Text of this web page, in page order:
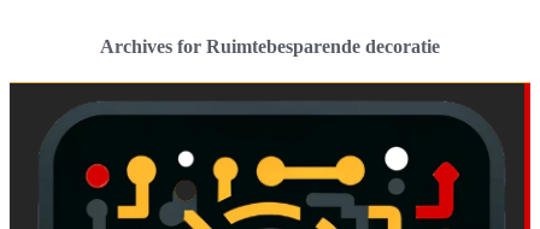
Archives for Ruimtebesparende decoratie